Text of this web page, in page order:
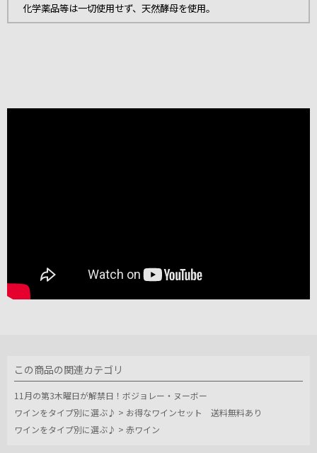
化学薬品等は一切使用せず、天然酵母を使用。
この商品の関連カテゴリ
11月の第3木曜日が解禁日！ボジョレー・ヌーボー
ワインをタイプ別に選ぶ♪ > お得なワインセット 送料無料あり
ワインをタイプ別に選ぶ♪ > 赤ワイン